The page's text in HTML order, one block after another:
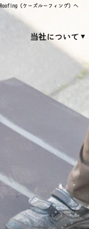
（ケーズルーフィング）へ
当社について